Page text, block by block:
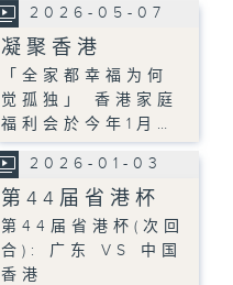
2026-05-07
凝聚香港
「全家都幸福为何
觉孤独」 香港家庭
福利会於今年1月…
2026-01-03
第44届省港杯
第44届省港杯(次回
合): 广东 VS 中国
香港